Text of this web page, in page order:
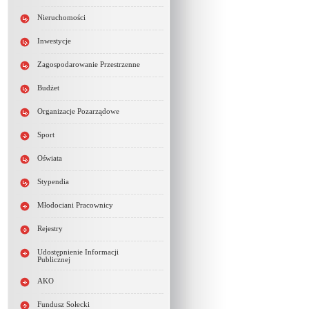
Nieruchomości
Inwestycje
Zagospodarowanie Przestrzenne
Budżet
Organizacje Pozarządowe
Sport
Oświata
Stypendia
Młodociani Pracownicy
Rejestry
Udostępnienie Informacji
Publicznej
AKO
Fundusz Sołecki